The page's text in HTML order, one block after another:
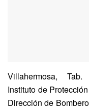
Villahermosa,
Instituto de
Dirección de